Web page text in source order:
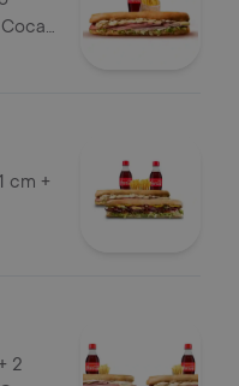
cm +
oz
2